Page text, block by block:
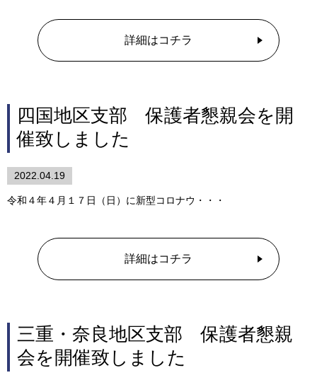
詳細はコチラ
四国地区支部 保護者懇親会を開
催致しました
2022.04.19
令和４年４月１７日（日）に新型コロナウ・・・
詳細はコチラ
三重・奈良地区支部 保護者懇親
会を開催致しました